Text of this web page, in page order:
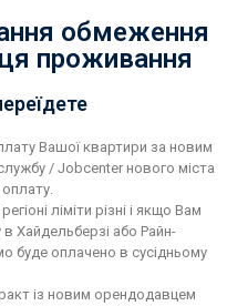
обмеження
проживання
Вашої квартири за новим
/ Jobcenter нового міста
ліміти різні і якщо Вам
Хайдельберзі або Райн-
буде оплачено в сусідньому
із новим орендодавцем